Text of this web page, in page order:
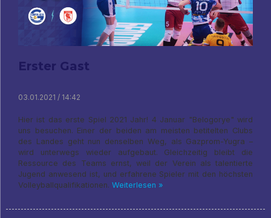
Erster Gast
03.01.2021 / 14:42
Hier ist das erste Spiel 2021 Jahr! 4 Januar "Belogorye" wird
uns besuchen. Einer der beiden am meisten betitelten Clubs
des Landes geht nun denselben Weg, als Gazprom-Yugra –
wird unterwegs wieder aufgebaut. Gleichzeitig bleibt die
Ressource des Teams ernst, weil der Verein als talentierte
Jugend anwesend ist, und erfahrene Spieler mit den höchsten
Volleyballqualifikationen. Weiterlesen »